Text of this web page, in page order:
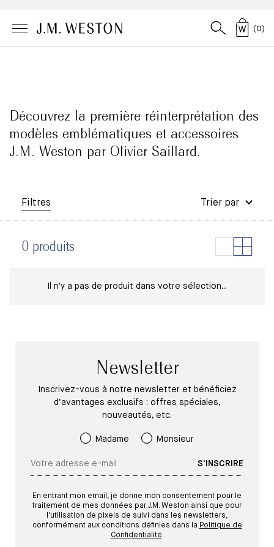
(0)
Découvrez la première réinterprétation des
modèles emblématiques et accessoires
J.M. Weston par Olivier Saillard.
Filtres Trier par
0 produits
Il n'y a pas de produit dans votre sélection...
Newsletter
Inscrivez-vous à notre newsletter et bénéficiez
d’avantages exclusifs : offres spéciales,
nouveautés, etc.
Madame Monsieur
S'INSCRIRE
En entrant mon email, je donne mon consentement pour le
traitement de mes données par J.M. Weston ainsi que pour
l'utilisation de pixels de suivi dans les newsletters,
conformément aux conditions définies dans la Politique de
Confidentialité.